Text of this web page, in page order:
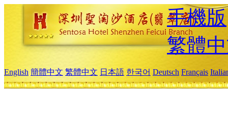
手機版
繁體
English 簡體中文 繁體中文 日本語 한국어 Deutsch Français